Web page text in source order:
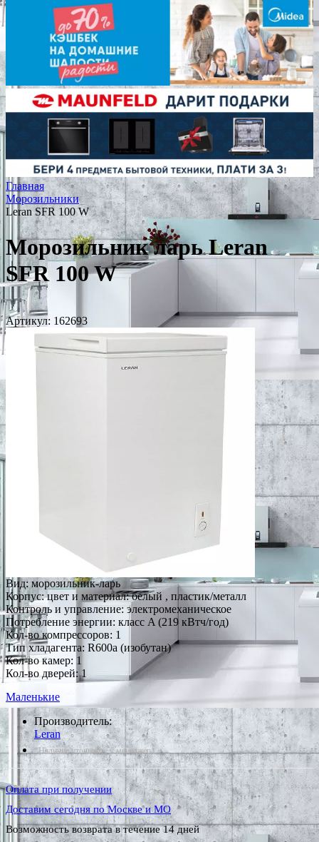
Главная
Морозильники
Leran SFR 100 W
Морозильник ларь Leran
SFR 100 W
Артикул: 162693
Вид: морозильник-ларь
Корпус: цвет и материал: белый , пластик/металл
Контроль и управление: электромеханическое
Потребление энергии: класс A (219 кВтч/год)
Кол-во компрессоров: 1
Тип хладагента: R600a (изобутан)
Кол-во камер: 1
Кол-во дверей: 1
Маленькие
Производитель:
Leran
*Наличие уточняйте у менеджера
Оплата при получении
Доставим сегодня по Москве и МО
Возможность возврата в течение 14 дней